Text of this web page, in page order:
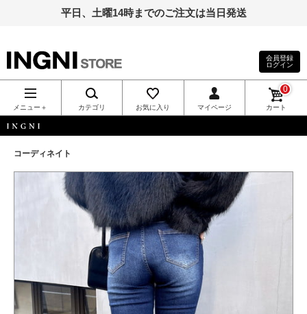
平日、土曜14時までのご注文は当日発送
INGNI（イン
グ）公式通
販｜INGNI
STORE
会員登録
ログイン
メニュー＋ カテゴリ お気に入り マイページ カート
0
コーディネイト